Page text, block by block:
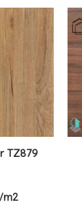
TZ879
m2